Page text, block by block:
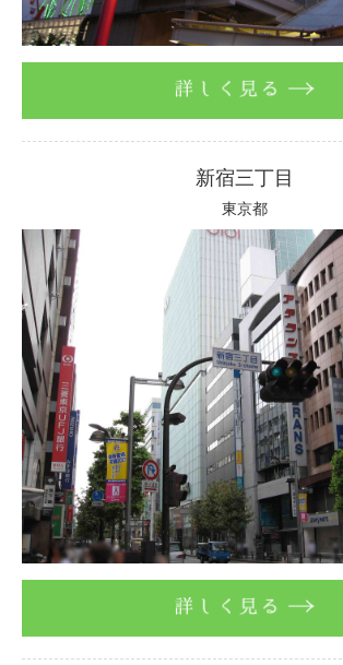
新宿三丁目
東京都